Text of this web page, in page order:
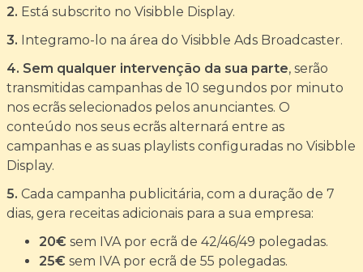
2. Está subscrito no Visibble Display.
3. Integramo-lo na área do Visibble Ads Broadcaster.
4. Sem qualquer intervenção da sua parte, serão
transmitidas campanhas de 10 segundos por minuto
nos ecrãs selecionados pelos anunciantes. O
conteúdo nos seus ecrãs alternará entre as
campanhas e as suas playlists configuradas no Visibble
Display.
5. Cada campanha publicitária, com a duração de 7
dias, gera receitas adicionais para a sua empresa:
20€ sem IVA por ecrã de 42/46/49 polegadas.
25€ sem IVA por ecrã de 55 polegadas.